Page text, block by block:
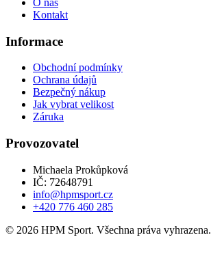
Kontakt
Informace
Obchodní podmínky
Ochrana údajů
Bezpečný nákup
Jak vybrat velikost
Záruka
Provozovatel
Michaela Prokůpková
IČ: 72648791
info@hpmsport.cz
+420 776 460 285
© 2026 HPM Sport. Všechna práva vyhrazena.